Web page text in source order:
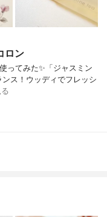
ロン
ってみた✨「ジャスミン
ス！ウッディでフレッシ